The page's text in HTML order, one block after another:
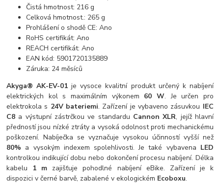
Čistá hmotnost: 216 g
Celková hmotnost.: 265 g
Prohlášení o shodě CE: Ano
RoHS certifikát: Ano
REACH certifikát: Ano
EAN kód: 5901720135889
Záruka: 24 měsíců
Akyga® AK-EV-01 je vysoce kvalitní produkt určený k nabíjení
elektrických kol s maximálním výkonem 60 W. Je určen pro
elektrokola s 24V bateriemi. Zařízení je vybaveno zásuvkou IEC
C8 a výstupní zástrčkou ve standardu Cannon XLR, jejíž hlavní
předností jsou nízké ztráty a vysoká odolnost proti mechanickému
poškození. Nabíječka se vyznačuje vysokou účinností vyšší než
80% a vysokým indexem spolehlivosti. Je také vybavena LED
kontrolkou indikující dobu nebo dokončení procesu nabíjení. Délka
kabelu 1 m zajišťuje pohodlné nabíjení eBike. Zařízení je k
dispozici v černé barvě, zabalené v ekologickém Ecoboxu.